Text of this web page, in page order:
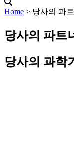
Home ˃ 당사의 파
당사의 파트
당사의 과학